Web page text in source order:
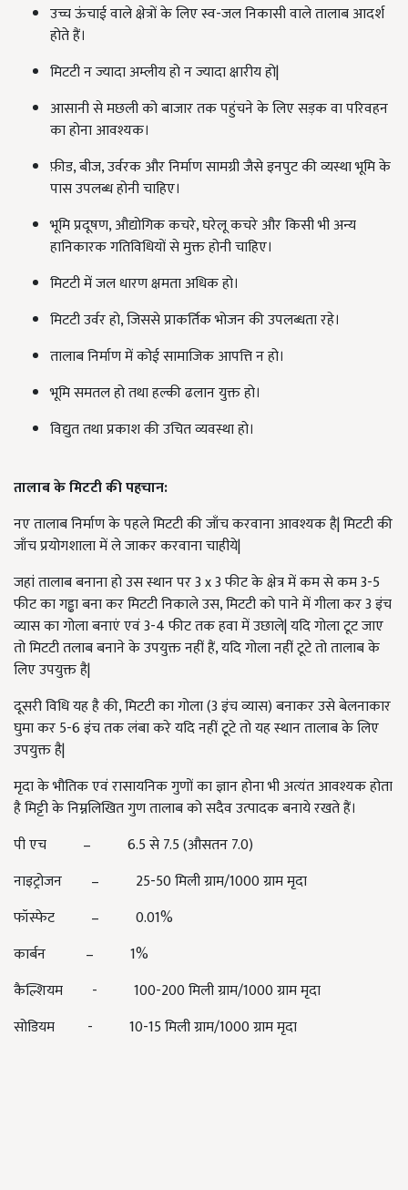
उच्च ऊंचाई वाले क्षेत्रों के लिए स्व-जल निकासी वाले तालाब आदर्श
होते हैं।
मिटटी न ज्यादा अम्लीय हो न ज्यादा क्षारीय हो|
आसानी से मछली को बाजार तक पहुंचने के लिए सड़क वा परिवहन
का होना आवश्यक।
फ़ीड, बीज, उर्वरक और निर्माण सामग्री जैसे इनपुट की व्यस्था भूमि के
पास उपलब्ध होनी चाहिए।
भूमि प्रदूषण, औद्योगिक कचरे, घरेलू कचरे और किसी भी अन्य
हानिकारक गतिविधियों से मुक्त होनी चाहिए।
मिटटी में जल धारण क्षमता अधिक हो।
मिटटी उर्वर हो, जिससे प्राकर्तिक भोजन की उपलब्धता रहे।
तालाब निर्माण में कोई सामाजिक आपत्ति न हो।
भूमि समतल हो तथा हल्की ढलान युक्त हो।
विद्युत तथा प्रकाश की उचित व्यवस्था हो।
तालाब के मिटटी की पहचान:
नए तालाब निर्माण के पहले मिटटी की जाँच करवाना आवश्यक है| मिटटी की
जाँच प्रयोगशाला में ले जाकर करवाना चाहीये|
जहां तालाब बनाना हो उस स्थान पर 3 x 3 फीट के क्षेत्र में कम से कम 3-5
फीट का गड्ढा बना कर मिटटी निकाले उस, मिटटी को पाने में गीला कर 3 इंच
व्यास का गोला बनाएं एवं 3-4 फीट तक हवा में उछाले| यदि गोला टूट जाए
तो मिटटी तलाब बनाने के उपयुक्त नहीं हैं, यदि गोला नहीं टूटे तो तालाब के
लिए उपयुक्त है|
दूसरी विधि यह है की, मिटटी का गोला (3 इंच व्यास) बनाकर उसे बेलनाकार
घुमा कर 5-6 इंच तक लंबा करे यदि नहीं टूटे तो यह स्थान तालाब के लिए
उपयुक्त है|
मृदा के भौतिक एवं रासायनिक गुणों का ज्ञान होना भी अत्यंत आवश्यक होता
है मिट्टी के निम्नलिखित गुण तालाब को सदैव उत्पादक बनाये रखते हैं।
पी एच – 6.5 से 7.5 (औसतन 7.0)
नाइट्रोजन – 25-50 मिली ग्राम/1000 ग्राम मृदा
फॉस्फेट – 0.01%
कार्बन – 1%
कैल्शियम - 100-200 मिली ग्राम/1000 ग्राम मृदा
सोडियम - 10-15 मिली ग्राम/1000 ग्राम मृदा